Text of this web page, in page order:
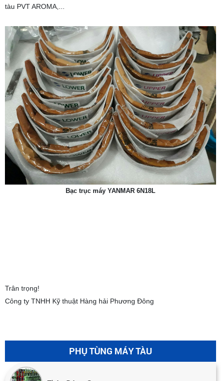
tàu PVT AROMA,...
Bạc trục máy YANMAR 6N18L
Trân trọng!
Công ty TNHH Kỹ thuật Hàng hải Phương Đông
PHỤ TÙNG MÁY TÀU